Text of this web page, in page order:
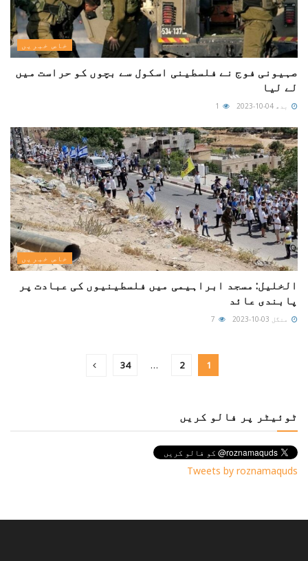
خاص خبریں
صہیونی فوج نے فلسطینی اسکول سے بچوں کو حراست میں
لے لیا
بدھ 04-10-2023
خاص خبریں
الخلیل: مسجد ابراہیمی میں فلسطینیوں کی عبادت پر
پابندی عائد
منگل 03-10-2023
1
2
…
34
ٹوئیٹر پر فالو کریں
Tweets by roznamaquds